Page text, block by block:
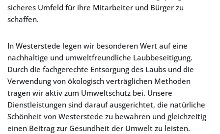
sicheres Umfeld für ihre Mitarbeiter und Bürger zu
schaffen.
In Westerstede legen wir besonderen Wert auf eine
nachhaltige und umweltfreundliche Laubbeseitigung.
Durch die fachgerechte Entsorgung des Laubs und die
Verwendung von ökologisch verträglichen Methoden
tragen wir aktiv zum Umweltschutz bei. Unsere
Dienstleistungen sind darauf ausgerichtet, die natürliche
Schönheit von Westerstede zu bewahren und gleichzeitig
einen Beitrag zur Gesundheit der Umwelt zu leisten.